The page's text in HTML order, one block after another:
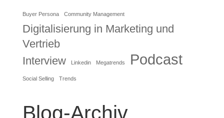
Buyer Persona Community Management
Digitalisierung in Marketing und
Vertrieb
Interview
Linkedin Megatrends Podcast
Social Selling Trends
Blog-Archiv